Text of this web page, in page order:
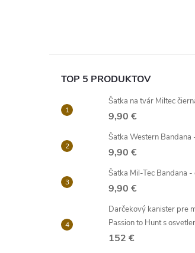
TOP 5 PRODUKTOV
Šatka na tvár Miltec
9,90 €
Šatka Western Bandana
9,90 €
Šatka Mil-Tec Bandana -
9,90 €
Darčekový kanister pre
Passion to Hunt s
152 €